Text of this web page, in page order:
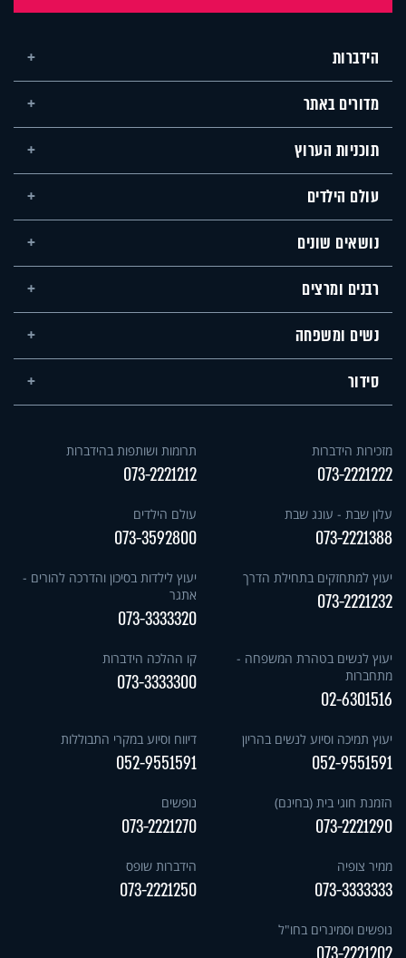
הידברות
מדורים באתר
תוכניות הערוץ
עולם הילדים
נושאים שונים
רבנים ומרצים
נשים ומשפחה
סידור
מזכירות הידברות
073-2221222
תרומות ושותפות בהידברות
073-2221212
עלון שבת - עונג שבת
073-2221388
עולם הילדים
073-3592800
יעוץ למתחזקים בתחילת הדרך
073-2221232
יעוץ לילדות בסיכון והדרכה להורים -
אתגר
073-3333320
יעוץ לנשים בטהרת המשפחה -
מתחברות
02-6301516
קו ההלכה הידברות
073-3333300
יעוץ תמיכה וסיוע לנשים בהריון
052-9551591
דיווח וסיוע במקרי התבוללות
052-9551591
הזמנת חוגי בית (בחינם)
073-2221290
נופשים
073-2221270
ממיר צופיה
073-3333333
הידברות שופס
073-2221250
נופשים וסמינרים בחו"ל